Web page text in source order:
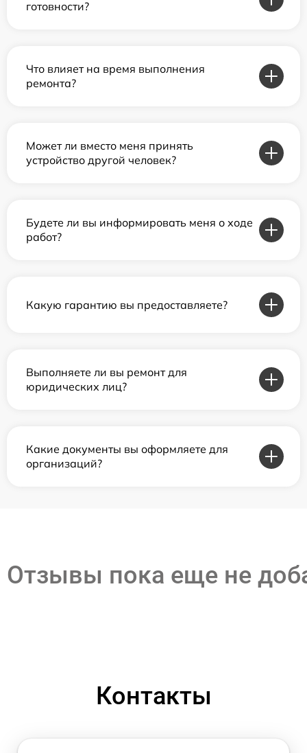
готовности?
Что влияет на время выполнения
ремонта?
Может ли вместо меня принять
устройство другой человек?
Будете ли вы информировать меня о ходе
работ?
Какую гарантию вы предоставляете?
Выполняете ли вы ремонт для
юридических лиц?
Какие документы вы оформляете для
организаций?
Отзывы пока еще не
Контакты